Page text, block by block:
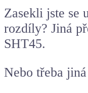
Zasekli jste se
rozdíly? Jiná
SHT45.
Nebo třeba